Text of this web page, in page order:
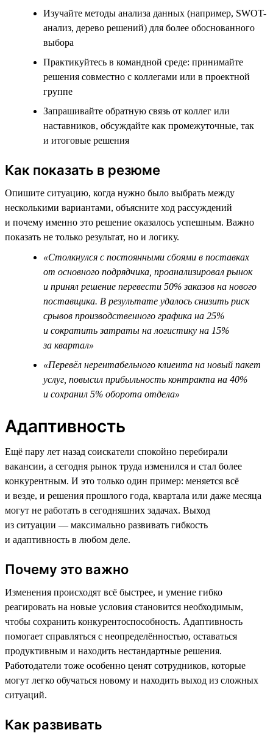
Изучайте методы анализа данных (например, SWOT-
анализ, дерево решений) для более обоснованного
выбора
Практикуйтесь в командной среде: принимайте
решения совместно с коллегами или в проектной
группе
Запрашивайте обратную связь от коллег или
наставников, обсуждайте как промежуточные, так
и итоговые решения
Как показать в резюме
Опишите ситуацию, когда нужно было выбрать между
несколькими вариантами, объясните ход рассуждений
и почему именно это решение оказалось успешным. Важно
показать не только результат, но и логику.
«Столкнулся с постоянными сбоями в поставках
от основного подрядчика, проанализировал рынок
и принял решение перевести 50% заказов на нового
поставщика. В результате удалось снизить риск
срывов производственного графика на 25%
и сократить затраты на логистику на 15%
за квартал»
«Перевёл нерентабельного клиента на новый пакет
услуг, повысил прибыльность контракта на 40%
и сохранил 5% оборота отдела»
Адаптивность
Ещё пару лет назад соискатели спокойно перебирали
вакансии, а сегодня рынок труда изменился и стал более
конкурентным. И это только один пример: меняется всё
и везде, и решения прошлого года, квартала или даже месяца
могут не работать в сегодняшних задачах. Выход
из ситуации — максимально развивать гибкость
и адаптивность в любом деле.
Почему это важно
Изменения происходят всё быстрее, и умение гибко
реагировать на новые условия становится необходимым,
чтобы сохранить конкурентоспособность. Адаптивность
помогает справляться с неопределённостью, оставаться
продуктивным и находить нестандартные решения.
Работодатели тоже особенно ценят сотрудников, которые
могут легко обучаться новому и находить выход из сложных
ситуаций.
Как развивать